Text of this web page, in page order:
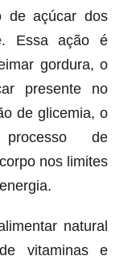
de açúcar dos
Essa ação é
gordura, o
presente no
de glicemia, o
de
nos limites
natural
vitaminas e